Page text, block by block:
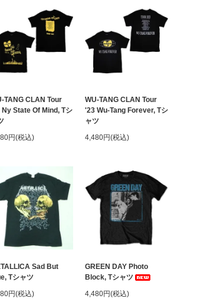
TANG CLAN Tour
Ny State Of Mind, Tシ
円(税込)
WU-TANG CLAN Tour
'23 Wu-Tang Forever, Tシ
ャツ
4,480円(税込)
Sad But
Tシャツ
円(税込)
GREEN DAY Photo
Block, Tシャツ
4,480円(税込)